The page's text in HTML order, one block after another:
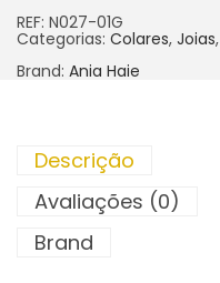
REF: N027-01G
Categorias: Colares, Joias,
Brand: Ania Haie
Descrição
Avaliações (0)
Brand